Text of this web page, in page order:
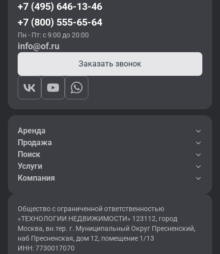
+7 (495) 646-13-46
+7 (800) 555-65-64
Пн - Пт: с 9:00 до 20:00
info@of.ru
Заказать звонок
Аренда
Продажа
Поиск
Услуги
Компания
Общество с ограниченной ответственностью
«ТЕХНОЛОГИИ НЕДВИЖИМОСТИ» 123112, город
Москва, вн.тер. г. Муниципальный Округ Пресненский,
наб Пресненская, дом 12, помещение 1/13
ИНН: 7730017070